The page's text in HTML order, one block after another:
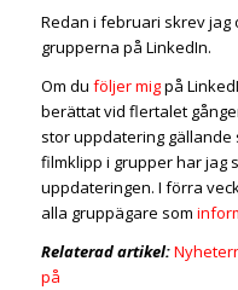
Redan i februari skrev jag
grupperna på LinkedIn.
Om du följer migpå
berättat vid flertalet
stor uppdatering gällande
filmklipp i grupper har jag
uppdateringen. I förra
alla gruppägare som
Relaterad artikel:
på